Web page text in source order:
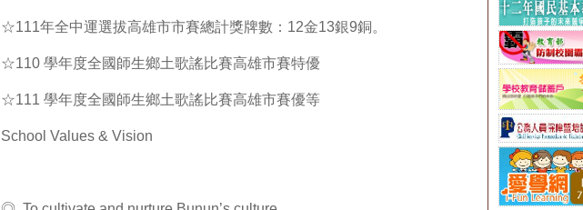
☆111年全中運選拔高雄市市賽總計獎牌數：12金13銀9銅。
☆110 學年度全國師生鄉土歌謠比賽高雄市賽特優
☆111 學年度全國師生鄉土歌謠比賽高雄市賽優等
School Values & Vision